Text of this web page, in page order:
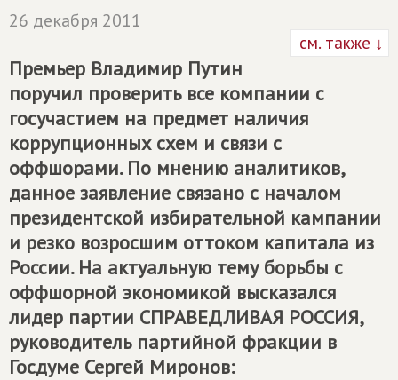
26 декабря 2011
см. также ↓
Премьер Владимир Путин
поручил проверить все компании с
госучастием на предмет наличия
коррупционных схем и связи с
оффшорами. По мнению аналитиков,
данное заявление связано с началом
президентской избирательной кампании
и резко возросшим оттоком капитала из
России. На актуальную тему борьбы с
оффшорной экономикой высказался
лидер партии СПРАВЕДЛИВАЯ РОССИЯ,
руководитель партийной фракции в
Госдуме Сергей Миронов: